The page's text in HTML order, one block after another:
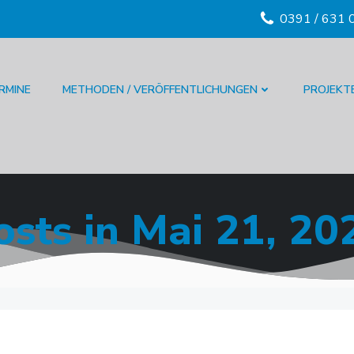
0391 / 631
METHODEN / VERÖFFENTLICHUNGEN
in Mai 21,